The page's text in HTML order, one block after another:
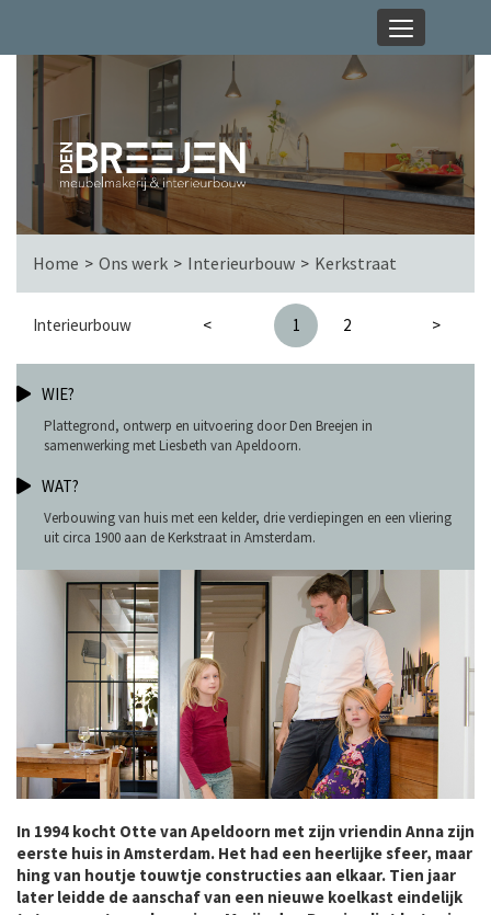
Home Ons werk Interieurbouw Kerkstraat
Interieurbouw < 1 2 >
WIE?
Plattegrond, ontwerp en uitvoering door Den Breejen in
samenwerking met Liesbeth van Apeldoorn.
WAT?
Verbouwing van huis met een kelder, drie verdiepingen en een vliering
uit circa 1900 aan de Kerkstraat in Amsterdam.
In 1994 kocht Otte van Apeldoorn met zijn vriendin Anna zijn
eerste huis in Amsterdam. Het had een heerlijke sfeer, maar
hing van houtje touwtje constructies aan elkaar. Tien jaar
later leidde de aanschaf van een nieuwe koelkast eindelijk